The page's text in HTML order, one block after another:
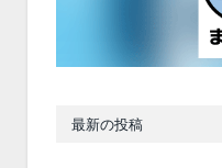
最新の投稿